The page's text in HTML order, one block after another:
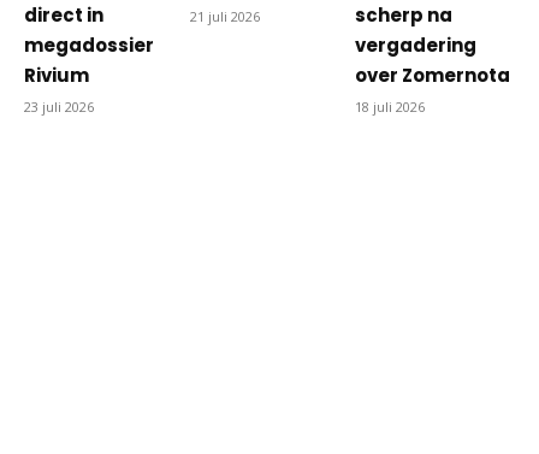
direct in
megadossier
Rivium
23 juli 2026
21 juli 2026
scherp na
vergadering
over Zomernota
18 juli 2026